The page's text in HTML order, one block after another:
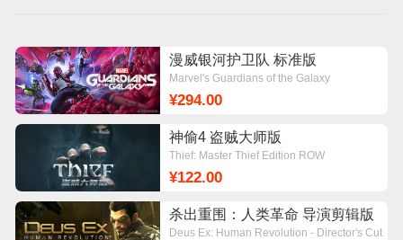
漫威银河护卫队 标准版
Marvel's Guardians of the Galaxy
¥294.00
神偷4 盗贼大师版
Thief: Master Thief Edition ROW
¥122.00
杀出重围：人类革命 导演剪辑版
标准版
Deus Ex: Human Revolution - Director's Cut